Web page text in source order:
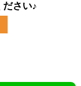
さい♪